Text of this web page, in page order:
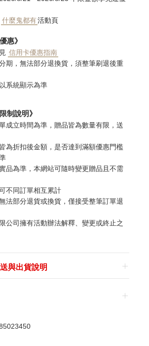
什麼鬼都有活動頁
惠》
信用卡優惠指南
期，無法部分退換貨，須整筆刷退後重
系統顯示為準
制說明》
成立時間為準，贈品皆為數量有限，送
為折扣後金額，是否達到滿額優惠門檻
品為準，本網站可隨時變更贈品且不需
不同訂單相互累計
法部分退貨或換貨，僅接受整筆訂單退
公司擁有活動辦法解釋、變更或終止之
與出貨說明